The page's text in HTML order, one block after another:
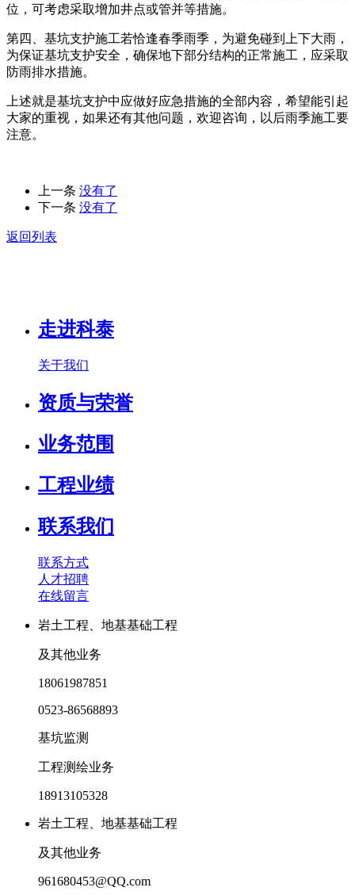
位，可考虑采取增加井点或管并等措施。
第四、基坑支护施工若恰逢春季雨季，为避免碰到上下大雨，
为保证基坑支护安全，确保地下部分结构的正常施工，应采取
防雨排水措施。
上述就是基坑支护中应做好应急措施的全部内容，希望能引起
大家的重视，如果还有其他问题，欢迎咨询，以后雨季施工要
注意。
上一条 没有了
下一条 没有了
返回列表
走进科泰
关于我们
资质与荣誉
业务范围
工程业绩
联系我们
联系方式
人才招聘
在线留言
岩土工程、地基基础工程
及其他业务
18061987851
0523-86568893
基坑监测
工程测绘业务
18913105328
岩土工程、地基基础工程
及其他业务
961680453@QQ.com